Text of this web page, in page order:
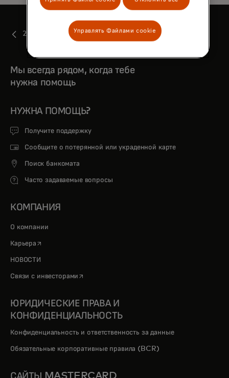
2019
Мы всегда рядом, когда тебе
нужна помощь
НУЖНА ПОМОЩЬ?
Получите поддержку
Сообщите о потерянной или украденной карте
Поиск банкомата
Часто задаваемые вопросы
КОМПАНИЯ
О компании
Карьера opens in a new tab
НОВОСТИ
Связи с инвесторами opens in a new tab
ЮРИДИЧЕСКИЕ ПРАВА И
КОНФИДЕНЦИАЛЬНОСТЬ
Конфиденциальность и ответственность за данные
Обязательные корпоративные правила (BCR)
САЙТЫ MASTERCARD
Управлять Файлами cookie